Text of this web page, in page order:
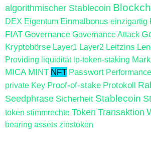
algorithmischer Stablecoin
DEX Eigentum Einmalbonus einzigartig
FIAT Governance Governance Attack
Kryptobörse Layer1 Layer2 Leitzins
Providing liquidität lp-token-staking
MICA MINT NFT Passwort Performance
private Key Proof-of-stake Protokoll
Seedphrase Sicherheit Stablecoin
token stimmrechte Token Transaktion
bearing assets zinstoken